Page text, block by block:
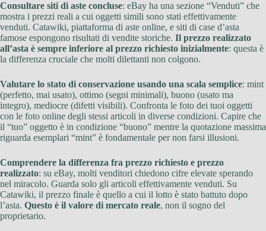
Consultare siti di aste concluse: eBay ha una sezione “Venduti” che
mostra i prezzi reali a cui oggetti simili sono stati effettivamente
venduti. Catawiki, piattaforma di aste online, e siti di case d’asta
famose espongono risultati di vendite storiche. Il prezzo realizzato
all’asta è sempre inferiore al prezzo richiesto inizialmente: questa è
la differenza cruciale che molti dilettanti non colgono.
Valutare lo stato di conservazione usando una scala semplice: mint
(perfetto, mai usato), ottimo (segni minimali), buono (usato ma
integro), mediocre (difetti visibili). Confronta le foto dei tuoi oggetti
con le foto online degli stessi articoli in diverse condizioni. Capire che
il “tuo” oggetto è in condizione “buono” mentre la quotazione massima
riguarda esemplari “mint” è fondamentale per non farsi illusioni.
Comprendere la differenza fra prezzo richiesto e prezzo
realizzato: su eBay, molti venditori chiedono cifre elevate sperando
nel miracolo. Guarda solo gli articoli effettivamente venduti. Su
Catawiki, il prezzo finale è quello a cui il lotto è stato battuto dopo
l’asta. Questo è il valore di mercato reale, non il sogno del
proprietario.